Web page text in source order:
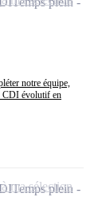
notre équipe,
CDI évolutif en
Temps plein
ma sélection